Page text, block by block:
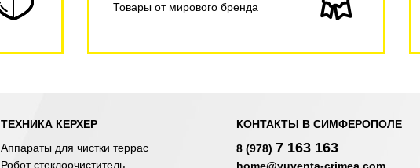
Товары от мирового бренда
ТЕХНИКА КЕРХЕР
Аппараты для чистки террас
Робот стеклоочиститель
КОНТАКТЫ В СИМФЕРОПОЛЕ
8 (978) 7 163 163